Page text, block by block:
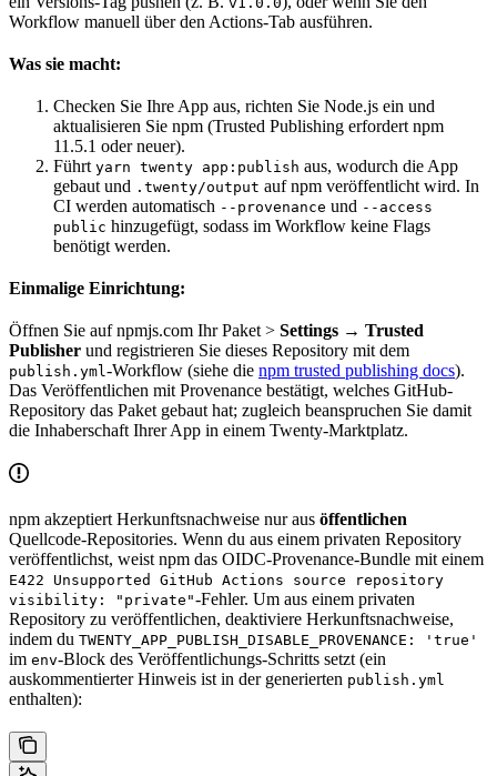
Workflow manuell über den Actions-Tab ausführen.
Was sie macht:
Checken Sie Ihre App aus, richten Sie Node.js ein und
aktualisieren Sie npm (Trusted Publishing erfordert npm
11.5.1 oder neuer).
Führt yarn twenty app:publish aus, wodurch die App
gebaut und .twenty/output auf npm veröffentlicht wird. In
CI werden automatisch --provenance und --access
public hinzugefügt, sodass im Workflow keine Flags
benötigt werden.
Einmalige Einrichtung:
Öffnen Sie auf npmjs.com Ihr Paket > Settings → Trusted
Publisher und registrieren Sie dieses Repository mit dem
publish.yml -Workflow (siehe die npm trusted publishing docs).
Das Veröffentlichen mit Provenance bestätigt, welches GitHub-
Repository das Paket gebaut hat; zugleich beanspruchen Sie damit
die Inhaberschaft Ihrer App in einem Twenty-Marktplatz.
npm akzeptiert Herkunftsnachweise nur aus öffentlichen
Quellcode-Repositories. Wenn du aus einem privaten Repository
veröffentlichst, weist npm das OIDC-Provenance-Bundle mit einem
E422 Unsupported GitHub Actions source repository
visibility: "private"-Fehler. Um aus einem privaten
Repository zu veröffentlichen, deaktiviere Herkunftsnachweise,
indem du TWENTY_APP_PUBLISH_DISABLE_PROVENANCE: 'true'
im env-Block des Veröffentlichungs-Schritts setzt (ein
auskommentierter Hinweis ist in der generierten publish.yml
enthalten):